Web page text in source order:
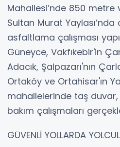
Mahallesi’nde 850 metre
Sultan Murat
asfaltlama çalışması
Güneyce, Vakfıkebir'in
Adacık, Şalpazarı'nın
Ortaköy ve Ortahisar'ın
mahallelerinde taş
bakım çalışmaları
GÜVENLİ YOLLARDA